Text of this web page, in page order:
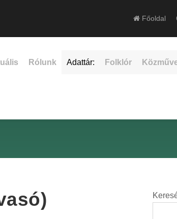
Főoldal
Rólunk Adattár: Folklór